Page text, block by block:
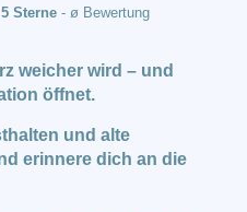
Sterne - ø Bewertung
weicher wird – und
öffnet.
und alte
erinnere dich an die